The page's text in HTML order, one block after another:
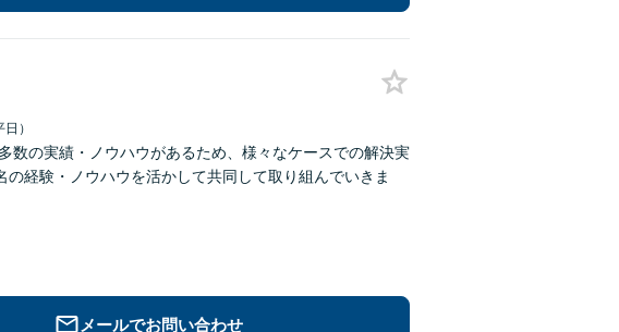
）
数の実績・ノウハウがあるため、様々なケースでの解決実
経験・ノウハウを活かして共同して取り組んでいきま
メールでお問い合わせ